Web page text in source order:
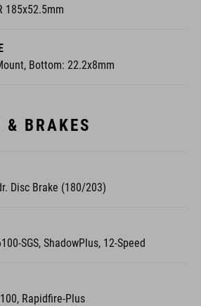
185x52.5mm
Bottom: 22.2x8mm
& BRAKES
Disc Brake (180/203)
SGS, ShadowPlus, 12-Speed
Rapidfire-Plus